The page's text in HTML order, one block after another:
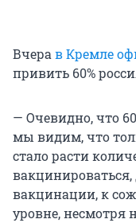
Вчерав Кремле
привить 60%
— Очевидно, что
мы видим, что
стало расти
вакцинации, к
уровне, несмотря